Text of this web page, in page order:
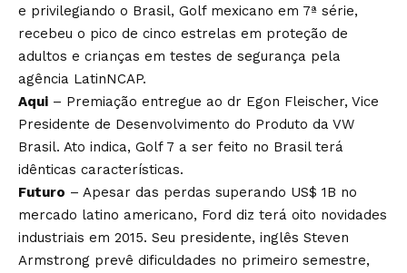
e privilegiando o Brasil, Golf mexicano em 7ª série,
recebeu o pico de cinco estrelas em proteção de
adultos e crianças em testes de segurança pela
agência LatinNCAP.
Aqui – Premiação entregue ao dr Egon Fleischer, Vice
Presidente de Desenvolvimento do Produto da VW
Brasil. Ato indica, Golf 7 a ser feito no Brasil terá
idênticas características.
Futuro – Apesar das perdas superando US$ 1B no
mercado latino americano, Ford diz terá oito novidades
industriais em 2015. Seu presidente, inglês Steven
Armstrong prevê dificuldades no primeiro semestre,